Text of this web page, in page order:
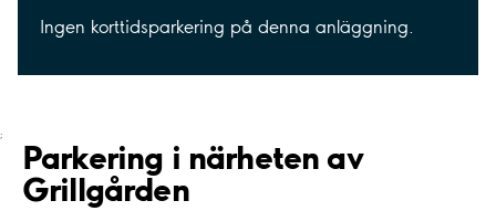
Ingen korttidsparkering på denna anläggning.
;
Parkering i närheten av
Grillgården